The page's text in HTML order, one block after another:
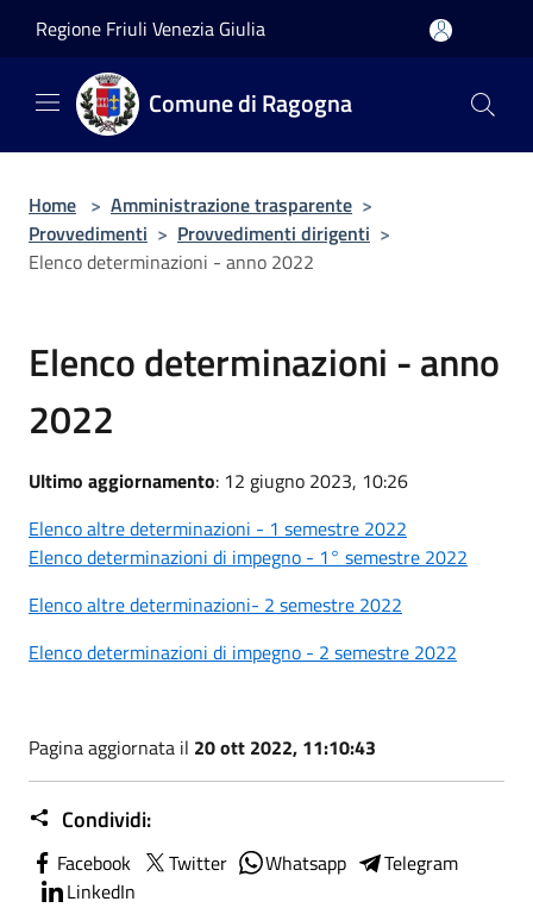
Regione Friuli Venezia Giulia
Comune di Ragogna
Home > Amministrazione trasparente >
Provvedimenti > Provvedimenti dirigenti >
Elenco determinazioni - anno 2022
Elenco determinazioni - anno
2022
Ultimo aggiornamento: 12 giugno 2023, 10:26
Elenco altre determinazioni - 1 semestre 2022
Elenco determinazioni di impegno - 1° semestre 2022
Elenco altre determinazioni- 2 semestre 2022
Elenco determinazioni di impegno - 2 semestre 2022
Pagina aggiornata il 20 ott 2022, 11:10:43
Condividi:
Facebook Twitter Whatsapp
Telegram
LinkedIn